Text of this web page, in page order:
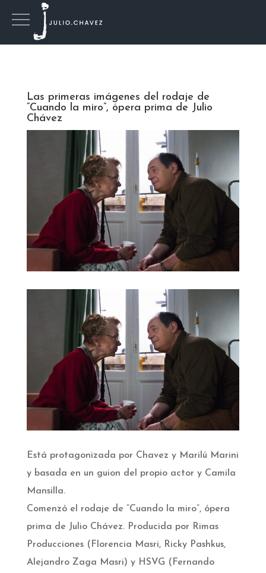
Las primeras imágenes del rodaje de
“Cuando la miro”, ópera prima de Julio
Chávez
Está protagonizada por Chavez y Marilú Marini
y basada en un guion del propio actor y Camila
Mansilla.
Comenzó el rodaje de “Cuando la miro”, ópera
prima de Julio Chávez. Producida por Rimas
Producciones (Florencia Masri, Ricky Pashkus,
Alejandro Zaga Masri) y HSVG (Fernando